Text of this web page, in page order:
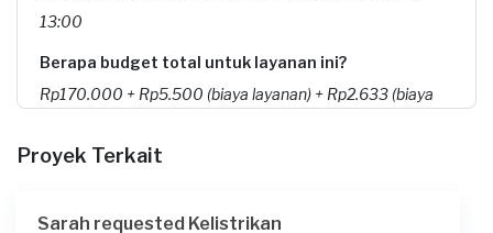
13:00
Berapa budget total untuk layanan ini?
Rp170.000 + Rp5.500 (biaya layanan) + Rp2.633 (biaya
Catatan
Proyek Terkait
Sarah requested Kelistrikan